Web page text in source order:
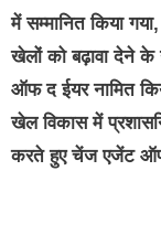
में सम्मानित किया
खेलों को बढ़ावा देने के
ऑफ द ईयर नामित
खेल विकास में
करते हुए चेंज एजेंट ऑफ